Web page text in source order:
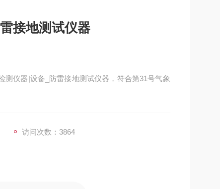
接地测试仪器
测仪器|设备_防雷接地测试仪器，符合第31号气象
访问次数：3864